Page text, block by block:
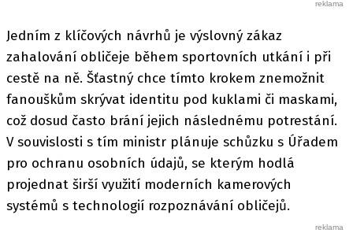
Jedním z klíčových návrhů je výslovný zákaz
zahalování obličeje během sportovních utkání i při
cestě na ně. Šťastný chce tímto krokem znemožnit
fanouškům skrývat identitu pod kuklami či maskami,
což dosud často brání jejich následnému potrestání.
V souvislosti s tím ministr plánuje schůzku s Úřadem
pro ochranu osobních údajů, se kterým hodlá
projednat širší využití moderních kamerových
systémů s technologií rozpoznávání obličejů.